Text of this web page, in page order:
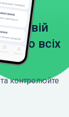
на свій
до всіх
контролюйте